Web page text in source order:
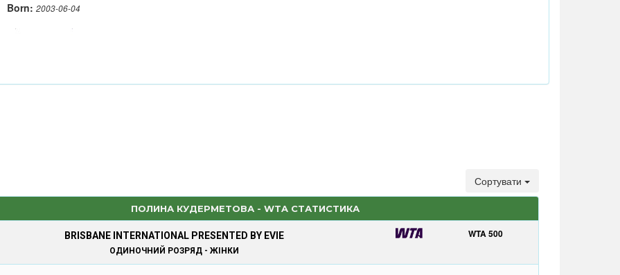
Born:2003-06-04
Сортувати
ПОЛИНА КУДЕРМЕТОВА - WTA СТАТИСТИКА
BRISBANE INTERNATIONAL PRESENTED BY EVIE
ОДИНОЧНИЙ РОЗРЯД - ЖІНКИ
WTA 500